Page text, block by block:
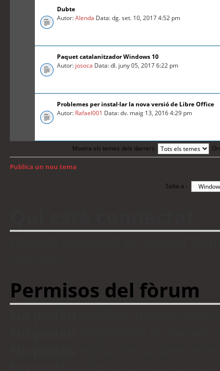
Dubte
Autor:Alenda Data: dg. set. 10, 2017 4:52 pm
Paquet catalanitzador Windows 10
Autor: josoca Data: dl. juny 05, 2017 6:22 pm
Problemes per instal·lar la nova versió de Libre Office
Autor: Rafael001 Data: dv. maig 13, 2016 4:29 pm
Mostra els temes dels darrers:
Publica un nou tema
Salta a :
Permisos del fòrum